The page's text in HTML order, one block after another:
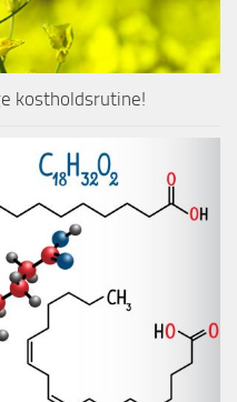
kostholdsrutine!